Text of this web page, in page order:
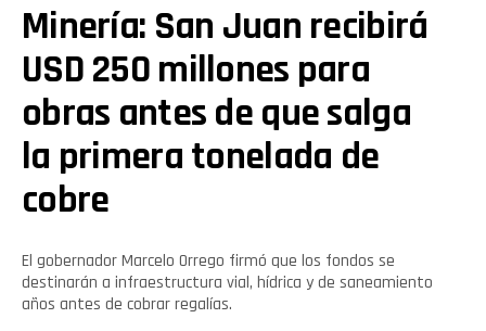
Minería: San Juan recibirá
USD 250 millones para
obras antes de que salga
la primera tonelada de
cobre
El gobernador Marcelo Orrego firmó que los fondos se
destinarán a infraestructura vial, hídrica y de saneamiento
años antes de cobrar regalías.